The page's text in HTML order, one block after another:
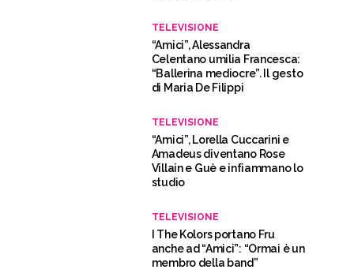
TELEVISIONE
“Amici”, Alessandra
Celentano umilia Francesca:
“Ballerina mediocre”. Il gesto
di Maria De Filippi
TELEVISIONE
“Amici”, Lorella Cuccarini e
Amadeus diventano Rose
Villain e Guè e infiammano lo
studio
TELEVISIONE
I The Kolors portano Fru
anche ad “Amici”: “Ormai è un
membro della band”